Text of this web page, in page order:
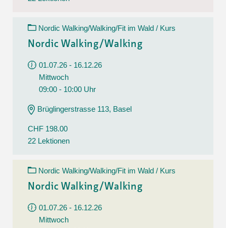
Nordic Walking/Walking/Fit im Wald / Kurs
Nordic Walking/Walking
01.07.26 - 16.12.26
Mittwoch
09:00 - 10:00 Uhr
Brüglingerstrasse 113, Basel
CHF 198.00
22 Lektionen
Nordic Walking/Walking/Fit im Wald / Kurs
Nordic Walking/Walking
01.07.26 - 16.12.26
Mittwoch